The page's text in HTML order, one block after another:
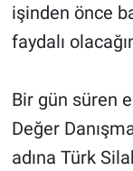
işinden önce
faydalı
Bir gün süren
Değer
adına Türk